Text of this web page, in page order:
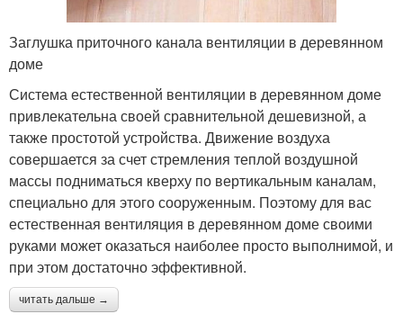
Заглушка приточного канала вентиляции в деревянном
доме
Система естественной вентиляции в деревянном доме
привлекательна своей сравнительной дешевизной, а
также простотой устройства. Движение воздуха
совершается за счет стремления теплой воздушной
массы подниматься кверху по вертикальным каналам,
специально для этого сооруженным. Поэтому для вас
естественная вентиляция в деревянном доме своими
руками может оказаться наиболее просто выполнимой, и
при этом достаточно эффективной.
читать дальше →